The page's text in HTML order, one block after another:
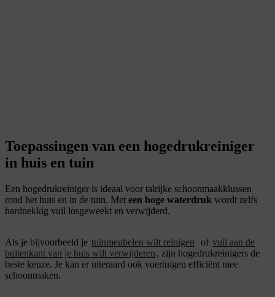
Toepassingen van een hogedrukreiniger
in huis en tuin
Een hogedrukreiniger is ideaal voor talrijke schoonmaakklussen
rond het huis en in de tuin. Met een hoge waterdruk wordt zelfs
hardnekkig vuil losgeweekt en verwijderd.
Als je bijvoorbeeld je tuinmeubelen wilt reinigen of vuil aan de
buitenkant van je huis wilt verwijderen , zijn hogedrukreinigers de
beste keuze. Je kan er uiteraard ook voertuigen efficiënt mee
schoonmaken.